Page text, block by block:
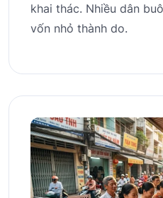
khai thác. Nhiều dân
vốn nhỏ thành do.